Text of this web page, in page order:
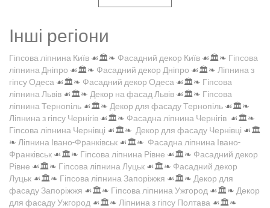
Інші регіони
Гіпсова ліпнина Київ ☙🏛️❧ Фасадний декор Київ ☙🏛️❧ Гіпсова
ліпнина Дніпро ☙🏛️❧ Фасадний декор Дніпро ☙🏛️❧ Ліпнина з
гіпсу Одеса ☙🏛️❧ Фасадний декор Одеса ☙🏛️❧ Гіпсова
ліпнина Львів ☙🏛️❧ Декор на фасад Львів ☙🏛️❧ Гіпсова
ліпнина Тернопіль ☙🏛️❧ Декор для фасаду Тернопіль ☙🏛️❧
Ліпнина з гіпсу Чернігів ☙🏛️❧ Фасадна ліпнина Чернігів ☙🏛️❧
Гіпсова ліпнина Чернівці ☙🏛️❧ Декор для фасаду Чернівці ☙🏛️
❧ Ліпнина Івано-Франківськ ☙🏛️❧ Фасадна ліпнина Івано-
Франківськ ☙🏛️❧ Гіпсова ліпнина Рівне ☙🏛️❧ Фасадний декор
Рівне ☙🏛️❧ Гіпсова ліпнина Луцьк ☙🏛️❧ Фасадний декор
Луцьк ☙🏛️❧ Гіпсова ліпнина Запоріжжя ☙🏛️❧ Декор для
фасаду Запоріжжя ☙🏛️❧ Гіпсова ліпнина Ужгород ☙🏛️❧ Декор
для фасаду Ужгород ☙🏛️❧ Ліпнина з гіпсу Полтава ☙🏛️❧